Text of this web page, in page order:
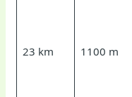
23 km 1100 m